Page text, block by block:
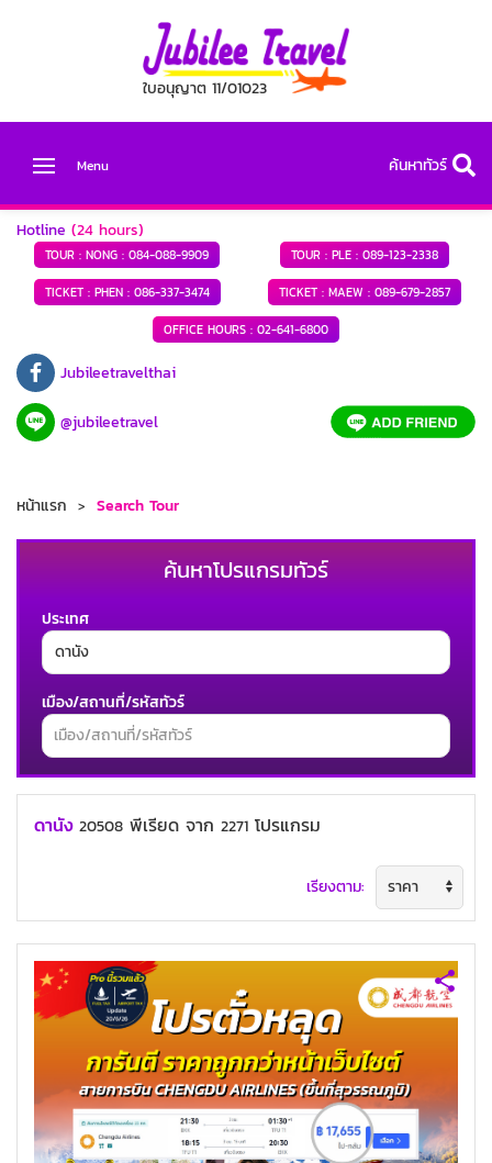
ใบอนุญาต 11/01023
Menu ค้นหาทัวร์
Hotline (24 hours)
TOUR : NONG : 084-088-9909 TOUR : PLE : 089-123-2338
TICKET : PHEN :086-337-3474 TICKET : MAEW : 089-679-2857
OFFICE HOURS : 02-641-6800
Jubileetravelthai
@jubileetravel
หน้าแรก Search Tour
ค้นหาโปรแกรมทัวร์
ประเทศ
เมือง/สถานที่/รหัสทัวร์
ค้นหาทัวร์
ดานัง 20508 พีเรียด จาก 2271 โปรแกรม
เรียงตาม: